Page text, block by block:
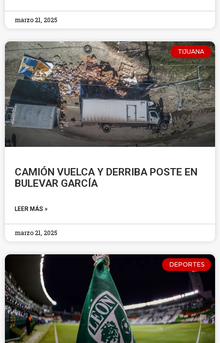
marzo 21, 2025
TIJUANA
CAMIÓN VUELCA Y DERRIBA POSTE EN
BULEVAR GARCÍA
LEER MÁS »
marzo 21, 2025
DEPORTES